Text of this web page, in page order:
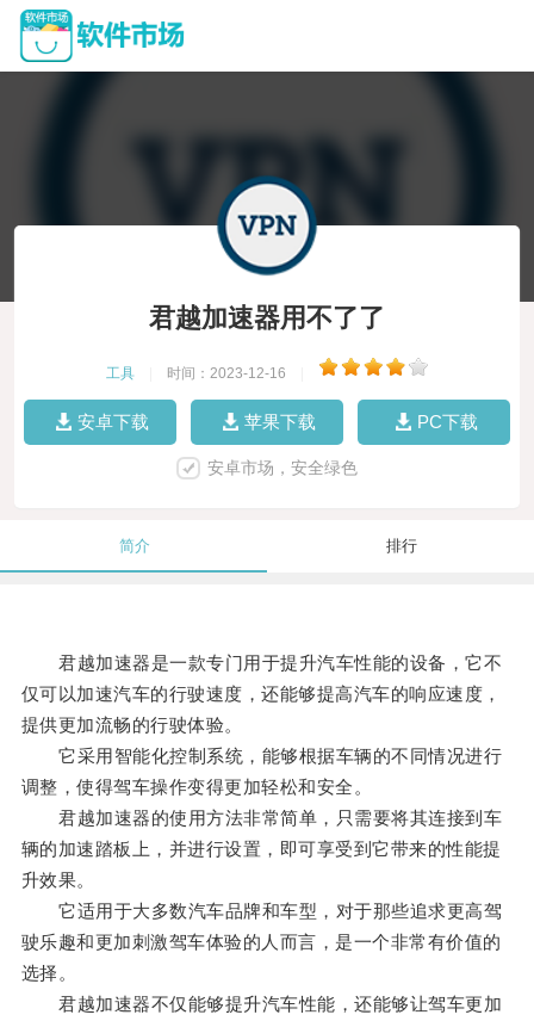
君越加速器用不了了
工具 时间：2023-12-16
安卓下载 苹果下载 PC下载
安卓市场，安全绿色
简介 排行
君越加速器是一款专门用于提升汽车性能的设备，它不
仅可以加速汽车的行驶速度，还能够提高汽车的响应速度，
提供更加流畅的行驶体验。
它采用智能化控制系统，能够根据车辆的不同情况进行
调整，使得驾车操作变得更加轻松和安全。
君越加速器的使用方法非常简单，只需要将其连接到车
辆的加速踏板上，并进行设置，即可享受到它带来的性能提
升效果。
它适用于大多数汽车品牌和车型，对于那些追求更高驾
驶乐趣和更加刺激驾车体验的人而言，是一个非常有价值的
选择。
君越加速器不仅能够提升汽车性能，还能够让驾车更加